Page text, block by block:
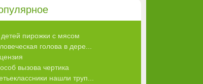
пирожки с мясом
голова в дере...
вызова чертика
нашли труп...